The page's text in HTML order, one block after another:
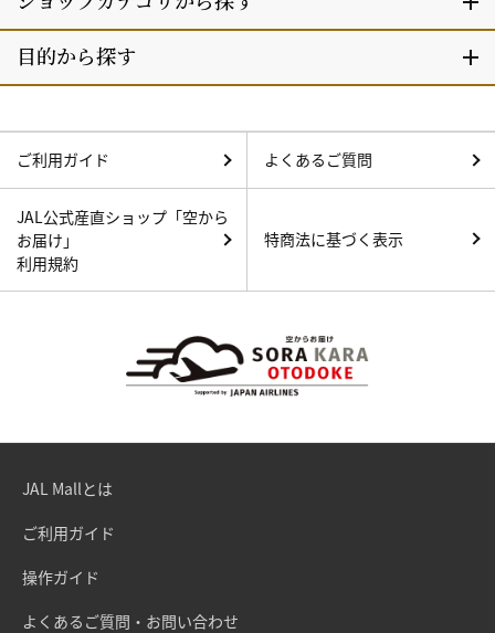
ご利用ガイド よくあるご質問
JAL公式産直ショップ「空から
お届け」
利用規約
特商法に基づく表示
JAL Mallとは
ご利用ガイド
操作ガイド
よくあるご質問・お問い合わせ